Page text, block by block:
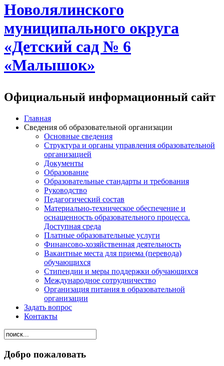
Новолялинского
муниципального округа
«Детский сад № 6
«Малышок»
Официальный информационный сайт
Главная
Сведения об образовательной организации
Основные сведения
Структура и органы управления образовательной
организацией
Документы
Образование
Образовательные стандарты и требования
Руководство
Педагогический состав
Материально-техническое обеспечение и
оснащенность образовательного процесса.
Доступная среда
Платные образовательные услуги
Финансово-хозяйственная деятельность
Вакантные места для приема (перевода)
обучающихся
Стипендии и меры поддержки обучающихся
Международное сотрудничество
Организация питания в образовательной
организации
Задать вопрос
Контакты
Добро пожаловать